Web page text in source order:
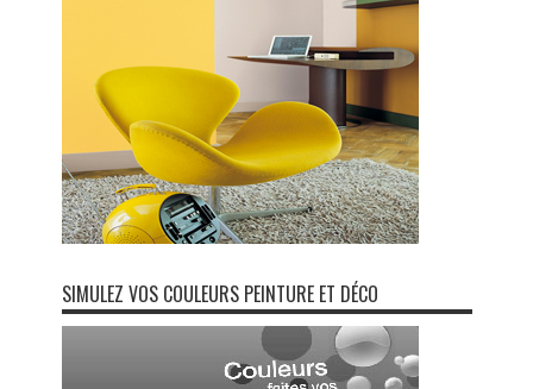
SIMULEZ VOS COULEURS PEINTURE ET DÉCO